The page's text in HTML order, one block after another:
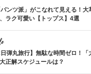
ンツ派」がこなれて見える！大
ラク可愛い【トップス】4選
日弾丸旅行】無駄な時間ゼロ！「
正解スケジュールは？